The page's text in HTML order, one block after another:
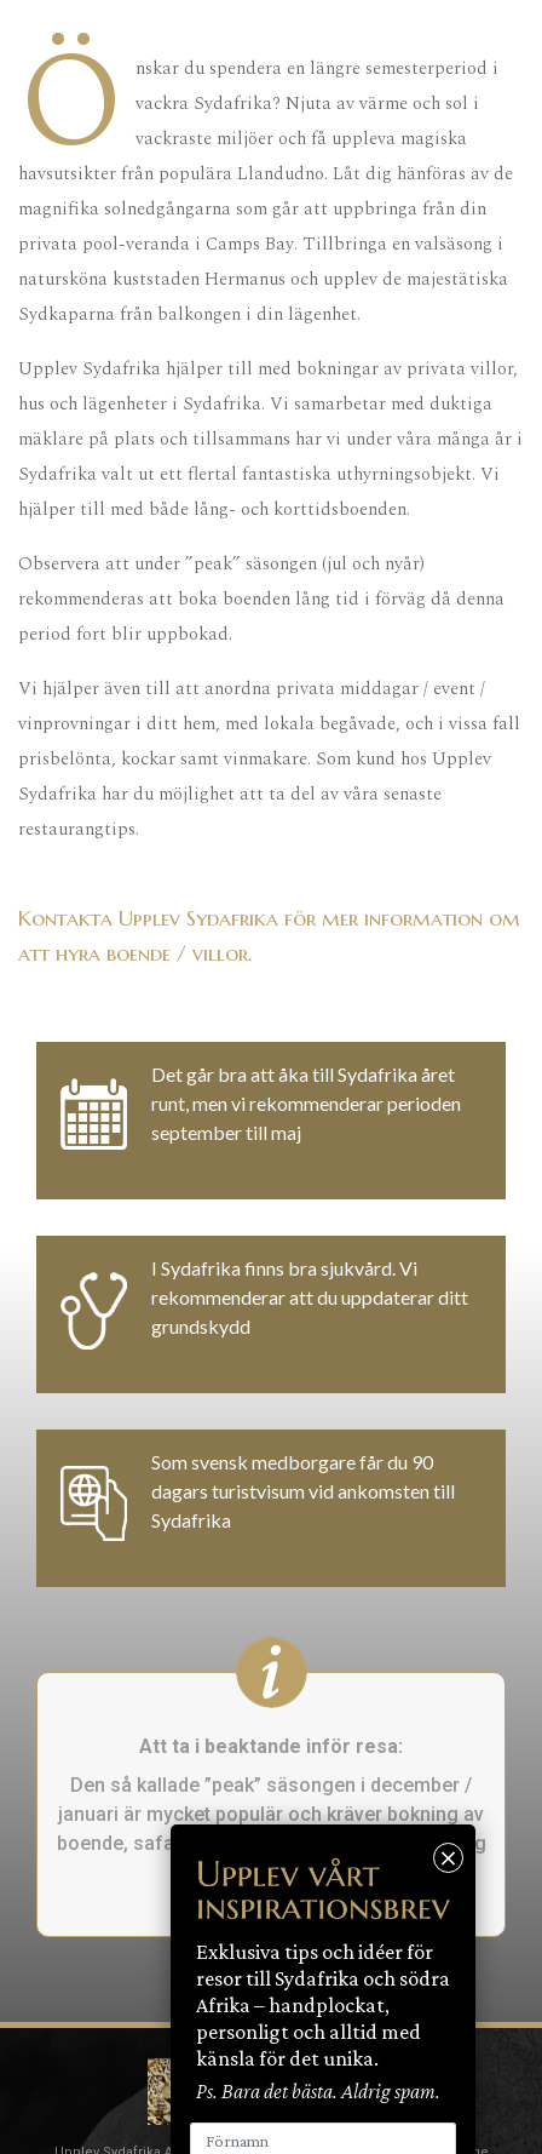
Ö
nskar du spendera en längre semesterperiod i
vackra Sydafrika? Njuta av värme och sol i
vackraste miljöer och få uppleva magiska
havsutsikter från populära Llandudno. Låt dig hänföras av de
magnifika solnedgångarna som går att uppbringa från din
privata pool-veranda i Camps Bay. Tillbringa en valsäsong i
natursköna kuststaden Hermanus och upplev de majestätiska
Sydkaparna från balkongen i din lägenhet.
Upplev Sydafrika hjälper till med bokningar av privata villor,
hus och lägenheter i Sydafrika. Vi samarbetar med duktiga
mäklare på plats och tillsammans har vi under våra många år i
Sydafrika valt ut ett flertal fantastiska uthyrningsobjekt. Vi
hjälper till med både lång- och korttidsboenden.
Observera att under ”peak” säsongen (jul och nyår)
rekommenderas att boka boenden lång tid i förväg då denna
period fort blir uppbokad.
Vi hjälper även till att anordna privata middagar / event /
vinprovningar i ditt hem, med lokala begåvade, och i vissa fall
prisbelönta, kockar samt vinmakare. Som kund hos Upplev
Sydafrika har du möjlighet att ta del av våra senaste
restaurangtips.
Kontakta Upplev Sydafrika för mer information om
att hyra boende / villor.
Det går bra att åka till Sydafrika året
runt, men vi rekommenderar perioden
september till maj
I Sydafrika finns bra sjukvård. Vi
rekommenderar att du uppdaterar ditt
grundskydd
Som svensk medborgare får du 90
dagars turistvisum vid ankomsten till
Sydafrika
Att ta i beaktande inför resa:
Den så kallade ”peak” säsongen i december /
januari är mycket populär och kräver bokning av
boende, safari, aktiviteter och restauranger lång
tid i förväg.
Exklusiva tips och idéer för
resor till Sydafrika och södra
Afrika – handplockat,
personligt och alltid med
känsla för det unika.
Ps. Bara det bästa. Aldrig spam.